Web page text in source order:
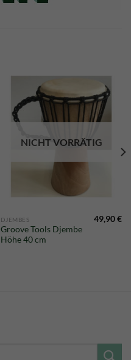
NICHT VORRÄTIG
DJEMBES
Groove Tools Djembe
Höhe 40 cm
49,90€